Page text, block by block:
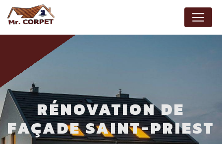
RÉNOVATION DE
FAÇADE SAINT-PRIEST
Panneau de gestion des cookies